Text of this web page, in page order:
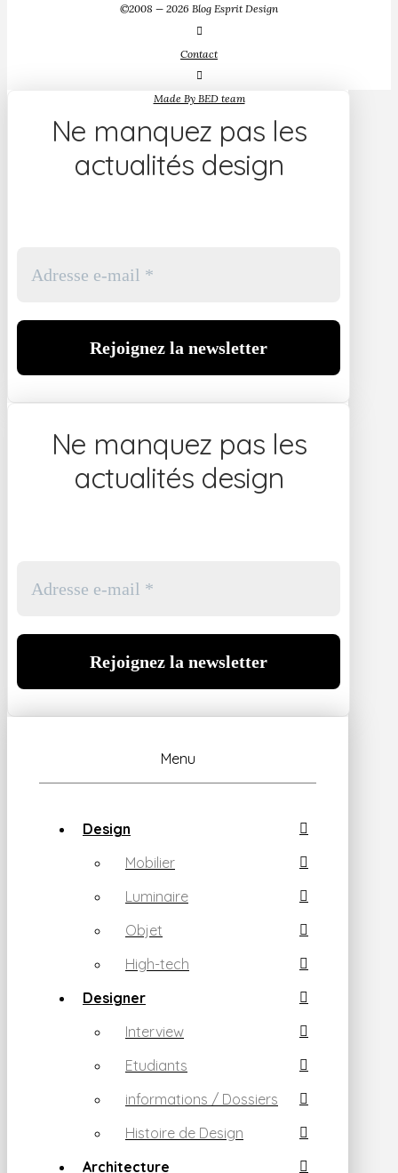
©2008 — 2026 Blog Esprit Design
Contact
Made By BED team
Ne manquez pas les
actualités design
Ne manquez pas les
actualités design
Menu
Design
Mobilier
Luminaire
Objet
High-tech
Designer
Interview
Etudiants
informations / Dossiers
Histoire de Design
Architecture